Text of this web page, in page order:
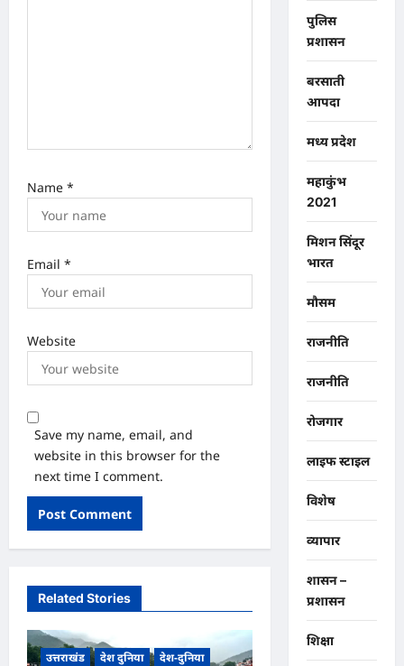
Name *
Email *
Website
Save my name, email, and
website in this browser for the
next time I comment.
Related Stories
उत्तराखंड देश दुनिया
देश-दुनिया
पुलिस
प्रशासन
बरसाती
आपदा
मध्य प्रदेश
महाकुंभ
2021
मिशन सिंदूर
भारत
मौसम
राजनीति
राजनीति
रोजगार
लाइफ स्टाइल
विशेष
व्यापार
शासन –
प्रशासन
शिक्षा